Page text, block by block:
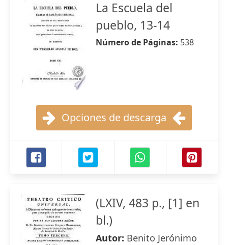
La Escuela del
pueblo, 13-14
Número de Páginas: 538
Opciones de descarga
(LXIV, 483 p., [1] en
bl.)
Autor: Benito Jerónimo